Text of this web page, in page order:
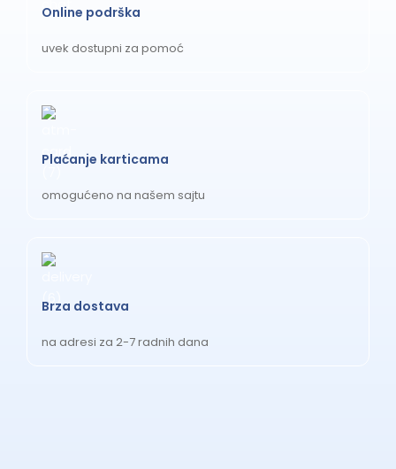
Online podrška
uvek dostupni za pomoć
Plaćanje karticama
omogućeno na našem sajtu
Brza dostava
na adresi za 2-7 radnih dana